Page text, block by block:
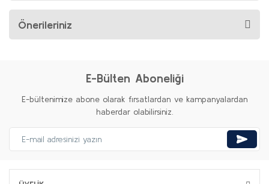
Önerileriniz
E-Bülten Aboneliği
E-bültenimize abone olarak fırsatlardan ve kampanyalardan
haberdar olabilirsiniz.